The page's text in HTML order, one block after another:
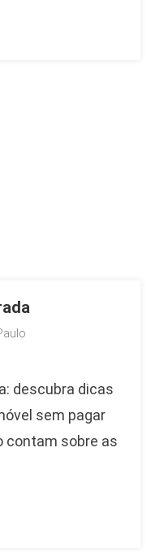
descubra dicas
sem pagar
contam sobre as